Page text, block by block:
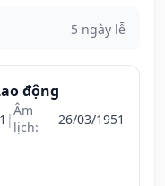
5 ngày lễ
động
|Âm
lịch:
26/03/1951